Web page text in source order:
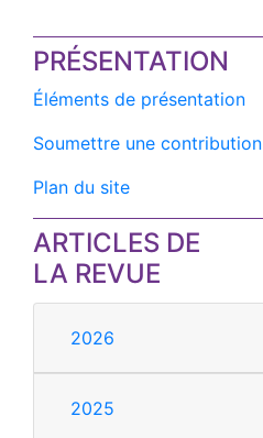
PRÉSENTATION
Éléments de présentation
Soumettre une contribution
Plan du site
ARTICLES DE
LA REVUE
2026
2025